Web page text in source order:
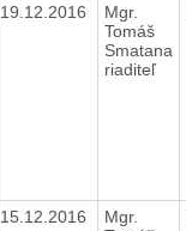
19.12.2016
Mgr.
Tomáš
Smatana
riaditeľ
15.12.2016
Mgr.